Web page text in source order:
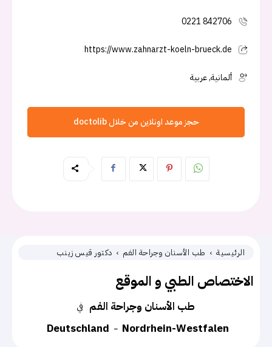
الرئيسية طب الأسنان وجراحة الفم دكتور قيس زينب
الاختصاص الطبي و الموقع
في طب الأسنان وجراحة الفم
Deutschland
Nordrhein-Westfalen
0221 842706
https://www.zahnarzt-koeln-brueck.de
ألمانية, عربية
حجز موعد اونلاين من خلال doctolib